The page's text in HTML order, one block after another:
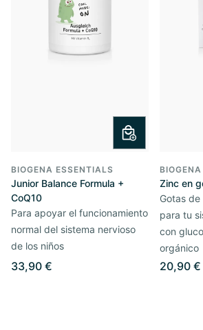
BIOGENA ESSENTIALS
Junior Balance Formula +
CoQ10
Para apoyar el funcionamiento
normal del sistema nervioso
de los niños
33,90 €
Zinc en
Gotas
para tu
con
orgánico
20,90 €